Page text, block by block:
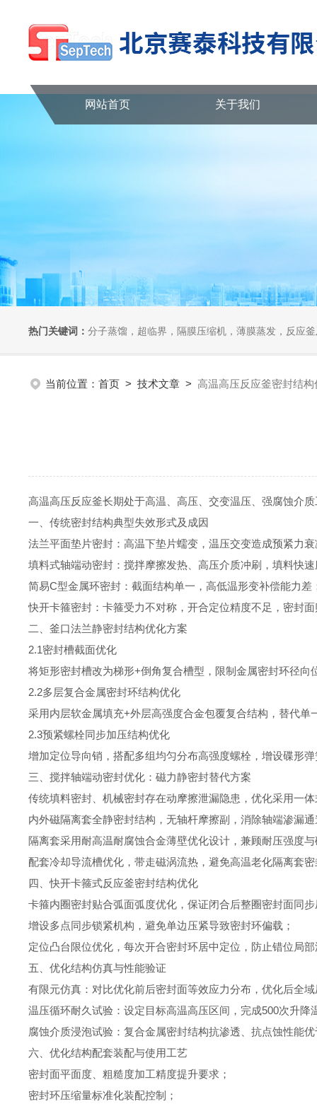
网站首页 关于我们
热门关键词： 分子蒸馏，超临界，隔膜压缩机，薄膜蒸发，反应
当前位置： 首页 > 技术文章 > 高温高压反应釜密封结构
高温高压反应釜长期处于高温、高压、交变温压、强腐蚀介
一、传统密封结构典型失效形式及成因
法兰平面垫片密封：高温下垫片蠕变，温压交变造成预紧力
填料式轴端动密封：搅拌摩擦发热、高压介质冲刷，填料快
简易C型金属环密封：截面结构单一，高低温形变补偿能力
快开卡箍密封：卡箍受力不对称，开合定位精度不足，密封
二、釜口法兰静密封结构优化方案
2.1密封槽截面优化
将矩形密封槽改为梯形+倒角复合槽型，限制金属密封环径
2.2多层复合金属密封环结构优化
采用内层软金属填充+外层高强度合金包覆复合结构，替代
2.3预紧螺栓同步加压结构优化
增加定位导向销，搭配多组均匀分布高强度螺栓，增设碟形
三、搅拌轴端动密封优化：磁力静密封替代方案
传统填料密封、机械密封存在动摩擦泄漏隐患，优化采用一
内外磁隔离套全静密封结构，无轴杆摩擦副，消除轴端渗漏
隔离套采用耐高温耐腐蚀合金薄壁优化设计，兼顾耐压强度
配套冷却导流槽优化，带走磁涡流热，避免高温老化隔离套
四、快开卡箍式反应釜密封结构优化
卡箍内圈密封贴合弧面弧度优化，保证闭合后整圈密封面同
增设多点同步锁紧机构，避免单边压紧导致密封环偏载；
定位凸台限位优化，每次开合密封环居中定位，防止错位局
五、优化结构仿真与性能验证
有限元仿真：对比优化前后密封面等效应力分布，优化后全
温压循环耐久试验：设定目标高温高压区间，完成500次升
腐蚀介质浸泡试验：复合金属密封结构抗渗透、抗点蚀性能
六、优化结构配套装配与使用工艺
密封面平面度、粗糙度加工精度提升要求；
密封环压缩量标准化装配控制；